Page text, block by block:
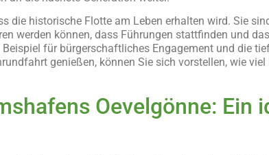
die historische Flotte am Leben erhalten wird. Sie
werden können, dass Führungen stattfinden und
für bürgerschaftliches Engagement und die
genießen, können Sie sich vorstellen, wie
Oevelgönne: Ein